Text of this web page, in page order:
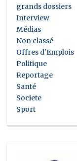
grands dossiers
Interview
Médias
Non classé
Offres d'Emplois
Politique
Reportage
Santé
Societe
Sport